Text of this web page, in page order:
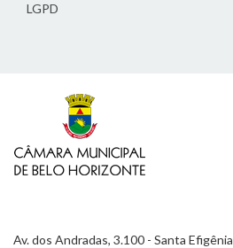
LGPD
Av. dos Andradas, 3.100 - Santa Efigênia